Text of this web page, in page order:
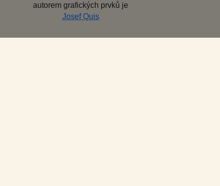
autorem grafických prvků je
Josef Quis